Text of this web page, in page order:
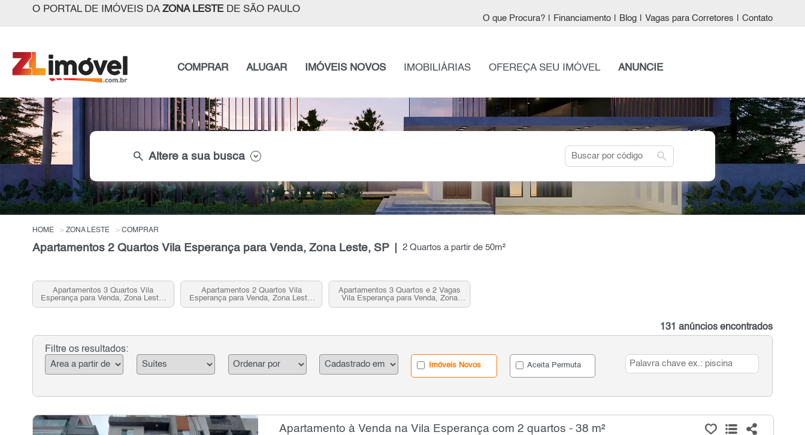
O PORTAL DE IMÓVEIS DA ZONA LESTEDE SÃO PAULO
O que Procura? Financiamento Blog Vagas para Corretores Contato
COMPRAR ALUGAR IMÓVEIS NOVOS IMOBILIÁRIAS OFEREÇA SEU IMÓVEL ANUNCIE
search Altere a sua busca search
HOME ZONA LESTE COMPRAR
Apartamentos 2 Quartos Vila Esperança para Venda, Zona Leste, SP 2 Quartos a partir de 50m²
Apartamentos 3 Quartos Vila
Esperança para Venda, Zona Leste,
SP
Apartamentos 2 Quartos Vila
Esperança para Venda, Zona Leste,
SP
Apartamentos 3 Quartos e 2 Vagas
Vila Esperança para Venda, Zona
Leste, SP
131 anúncios encontrados
Filtre os resultados:
Imóveis Novos Aceita Permuta
Apartamento à Venda na Vila Esperança com 2 quartos - 38 m²